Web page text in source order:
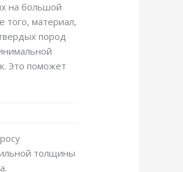
на большой
материал,
пород
Это поможет
толщины